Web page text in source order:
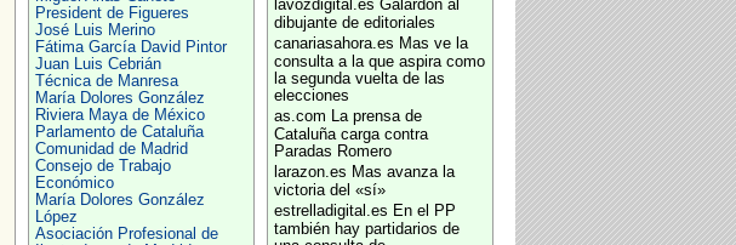
President de Figueres
José Luis Merino
Fátima García David Pintor
Juan Luis Cebrián
Técnica de Manresa
María Dolores González
Riviera Maya de México
Parlamento de Cataluña
Comunidad de Madrid
Consejo de Trabajo
Económico
María Dolores González
López
Asociación Profesional de
lavozdigital.es Galardón al
dibujante de editoriales
canariasahora.es Mas ve la
consulta a la que aspira como
la segunda vuelta de las
elecciones
as.com La prensa de
Cataluña carga contra
Paradas Romero
larazon.es Mas avanza la
victoria del «sí»
estrelladigital.es En el PP
también hay partidarios de